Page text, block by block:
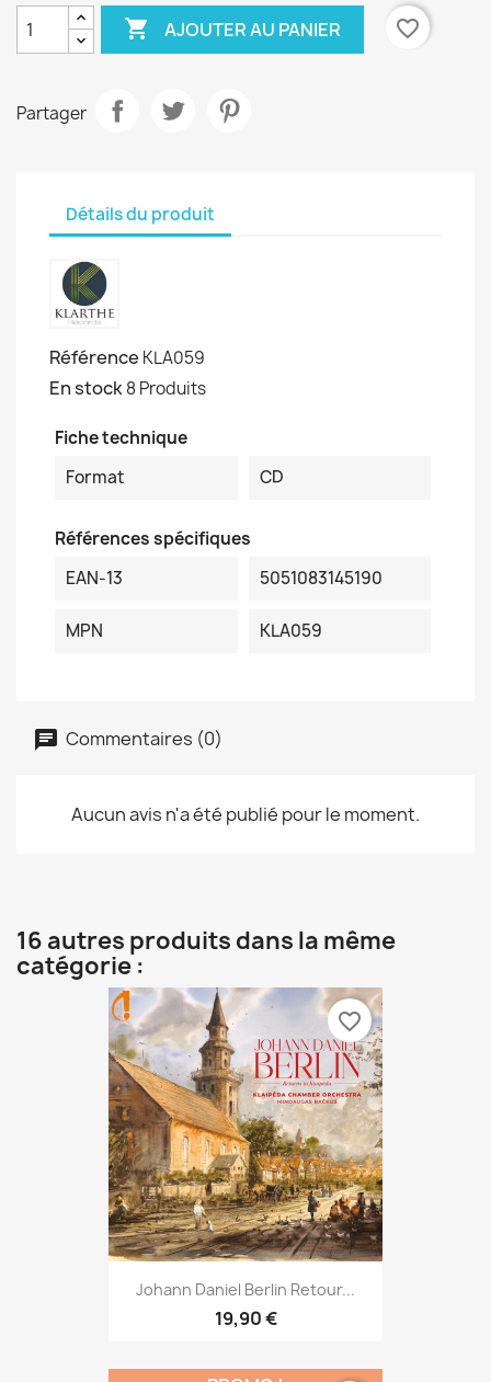
 AJOUTER AU PANIER favorite_border
Partager
Détails du produit
Référence KLA059
En stock8 Produits
Fiche technique
Format
CD
Références spécifiques
EAN-13
5051083145190
MPN KLA059
Commentaires (0)
Aucun avis n'a été publié pour le moment.
16 autres produits dans la même
catégorie :
Johann Daniel Berlin Retour...
19,90 €
favorite_border